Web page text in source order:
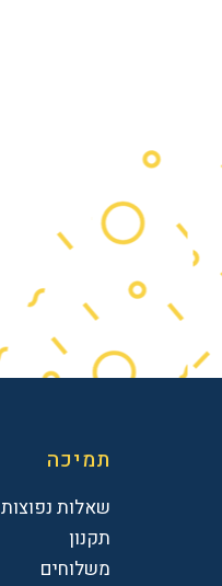
תמיכה
שאלות נפוצות
תקנון
משלוחים